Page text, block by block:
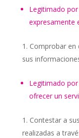
Legitimado
expresamente
Comprobar en
sus
Legitimado
ofrecer un
Contestar a
realizadas a